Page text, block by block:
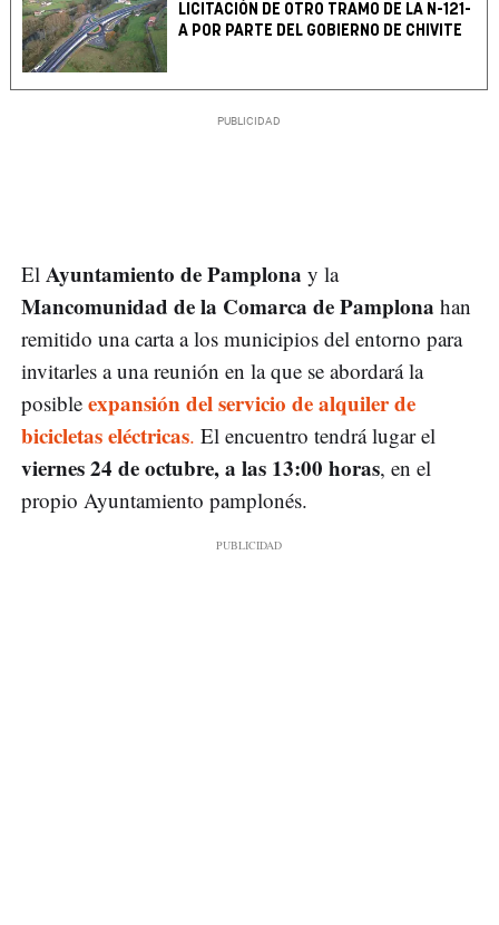
LICITACIÓN DE OTRO TRAMO DE LA N-121-
A POR PARTE DEL GOBIERNO DE CHIVITE
El Ayuntamiento de Pamplona y la
Mancomunidad de la Comarca de Pamplona han
remitido una carta a los municipios del entorno para
invitarles a una reunión en la que se abordará la
posible expansión del servicio de alquiler de
bicicletas eléctricas. El encuentro tendrá lugar el
viernes 24 de octubre, a las 13:00 horas, en el
propio Ayuntamiento pamplonés.